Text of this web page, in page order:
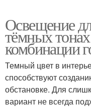
Освещение
тёмных
комбинации
Темный цвет в
способствуют
обстановке. Для
вариант не всегда